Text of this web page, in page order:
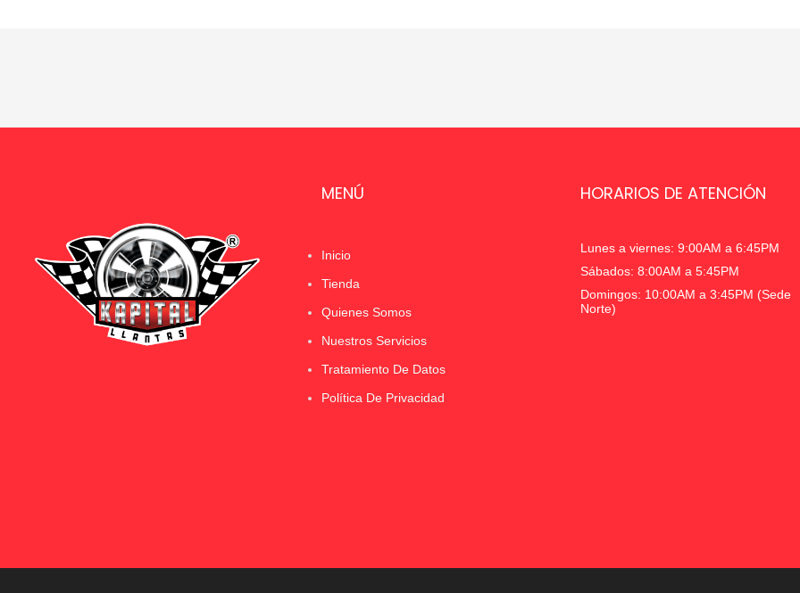
MENÚ
Inicio
Tienda
Quienes Somos
Nuestros Servicios
Tratamiento De Datos
Política De Privacidad
HORARIOS DE ATENCIÓN
Lunes a viernes: 9:00AM a 6:45PM
Sábados: 8:00AM a 5:45PM
Domingos: 10:00AM a 3:45PM (Sede
Norte)